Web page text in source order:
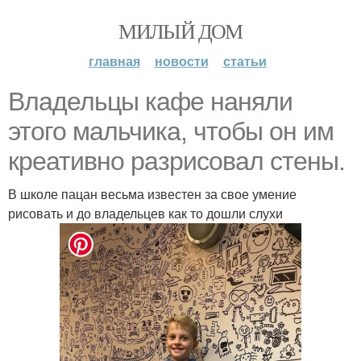
МИЛЫЙ ДОМ
главная новости статьи
Владельцы кафе наняли
этого мальчика, чтобы он им
креативно разрисовал стены.
В школе пацан весьма известен за свое умение
рисовать и до владельцев как то дошли слухи